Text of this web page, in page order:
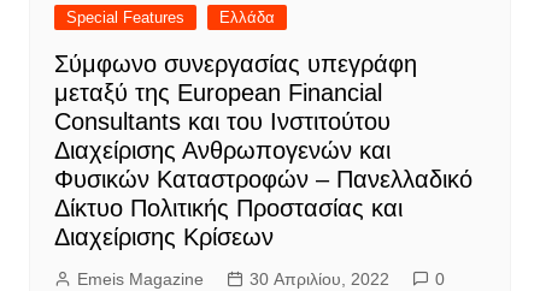
Special Features Ελλάδα
Σύμφωνο συνεργασίας υπεγράφη
μεταξύ της European Financial
Consultants και του Ινστιτούτου
Διαχείρισης Ανθρωπογενών και
Φυσικών Καταστροφών – Πανελλαδικό
Δίκτυο Πολιτικής Προστασίας και
Διαχείρισης Κρίσεων
Emeis Magazine 30 Απριλίου, 2022 0